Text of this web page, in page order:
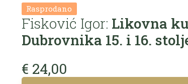
Rasprodano
Fisković Igor: Likovna
Dubrovnika 15. i 16.
€ 24,00